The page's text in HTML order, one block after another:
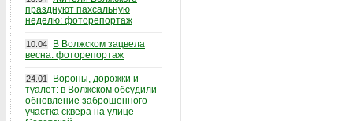
празднуют пахсальную
неделю: фоторепортаж
10.04
В Волжском зацвела
весна: фоторепортаж
24.01
Вороны, дорожки и
туалет: в Волжском обсудили
обновление заброшенного
участка сквера на улице